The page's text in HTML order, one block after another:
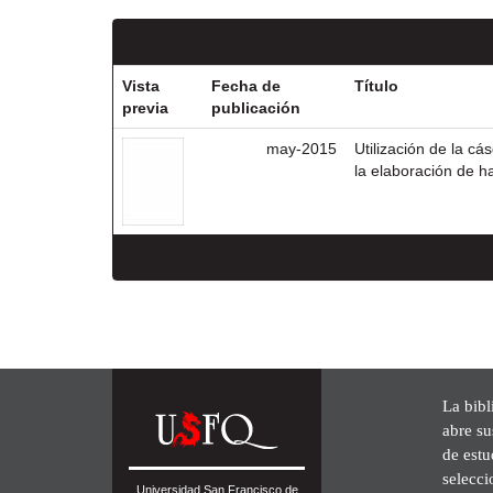
Vista
previa
Fecha de
publicación
Título
may-2015
Utilización de la
la elaboración de
Universidad San Francisco de
La
abre
de